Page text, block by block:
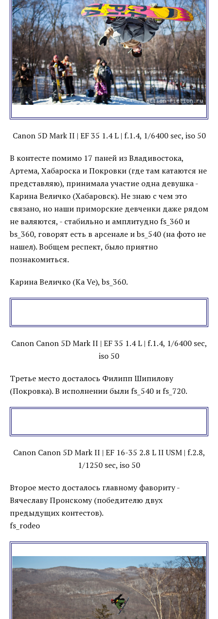
Canon 5D Mark II | EF 35 1.4 L | f.1.4, 1/6400 sec, iso 50
В контесте помимо 17 паней из Владивостока,
Артема, Хабароска и Покровки (где там катаются не
представляю), принимала участие одна девушка -
Карина Величко (Хабаровск). Не знаю с чем это
связано, но наши приморские девченки даже рядом
не валяются, - стабильно и амплитудно fs_360 и
bs_360, говорят есть в арсенале и bs_540 (на фото не
нашел). Вобщем респект, было приятно
познакомиться.
Карина Величко (Ка Ve), bs_360.
Canon Canon 5D Mark II | EF 35 1.4 L | f.1.4, 1/6400 sec,
iso 50
Третье место досталось Филипп Шипилову
(Покровка). В исполнении были fs_540 и fs_720.
Canon Canon 5D Mark II | EF 16-35 2.8 L II USM | f.2.8,
1/1250 sec, iso 50
Второе место досталось главному фавориту -
Вячеславу Пронскому (победителю двух
предыдущих контестов).
fs_rodeo